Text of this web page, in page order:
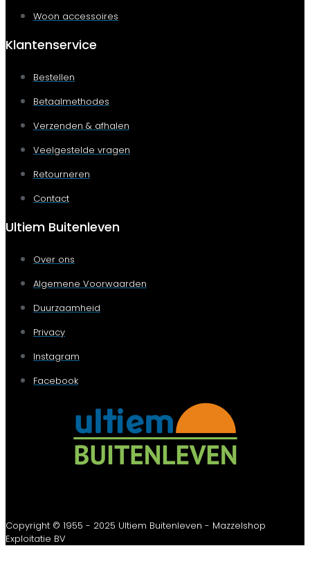
Woon accessoires
Klantenservice
Bestellen
Betaalmethodes
Verzenden & afhalen
Veelgestelde vragen
Retourneren
Contact
Ultiem Buitenleven
Over ons
Algemene Voorwaarden
Duurzaamheid
Privacy
Instagram
Facebook
Copyright © 1955 - 2025 Ultiem Buitenleven - Mazzelshop
Exploitatie BV